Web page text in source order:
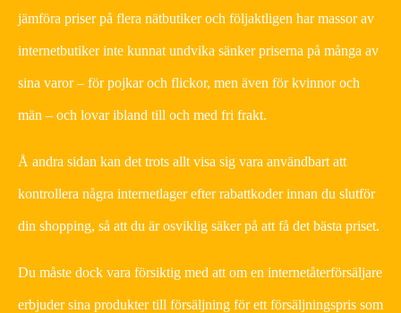
jämföra priser på flera nätbutiker och följaktligen har massor av
internetbutiker inte kunnat undvika sänker priserna på många av
sina varor – för pojkar och flickor, men även för kvinnor och
män – och lovar ibland till och med fri frakt.
Å andra sidan kan det trots allt visa sig vara användbart att
kontrollera några internetlager efter rabattkoder innan du slutför
din shopping, så att du är osviklig säker på att få det bästa priset.
Du måste dock vara försiktig med att om en internetåterförsäljare
erbjuder sina produkter till försäljning för ett försäljningspris som